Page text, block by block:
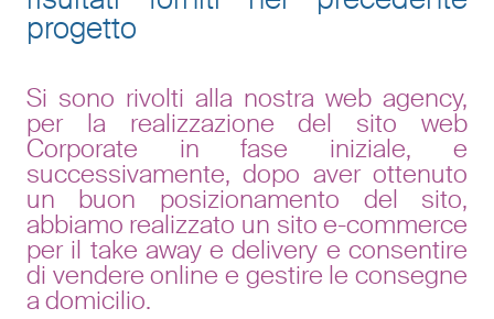
progetto
Si sono rivolti alla nostra web agency,
per la realizzazione del sito web
Corporate in fase iniziale, e
successivamente, dopo aver ottenuto
un buon posizionamento del sito,
abbiamo realizzato un sito e-commerce
per il take away e delivery e consentire
di vendere online e gestire le consegne
a domicilio.